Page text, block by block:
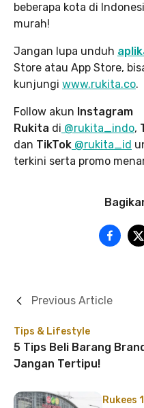
beberapa kota di
murah!
Jangan lupa unduh
Store atau App Store,
kunjungi www.rukita.co.
Follow akun Instagram
Rukita di @rukita_indo,
dan TikTok @rukita_id
terkini serta promo
Tips & Lifestyle
5 Tips Beli Barang
Jangan Tertipu!
Previous Article
Rukees